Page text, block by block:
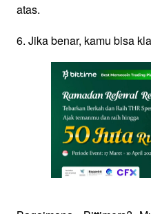
atas.
6. Jika benar, kamu bisa